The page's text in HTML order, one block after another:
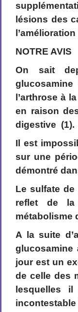
lésions des
NOTRE AVIS
On sait
l’arthrose à
en raison
digestive (1).
Il est
sur une
démontré
Le sulfate de
reflet de la
métabolisme
A la suite
glucosamine
jour est un
de celle des
lesquelles
incontestable